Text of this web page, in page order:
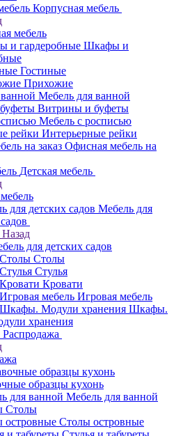
Корпусная мебель
мебель
Шкафы и
Гостиные
Прихожие
Мебель для ванной
Витрины и буфеты
Мебель с росписью
Интерьерные рейки
Офисная мебель на
Детская мебель
Мебель для
Назад
для детских садов
Столы
Стулья
Кровати
Игровая мебель
Шкафы.
хранения
Распродажа
образцы кухонь
Мебель для ванной
Столы
Столы островные